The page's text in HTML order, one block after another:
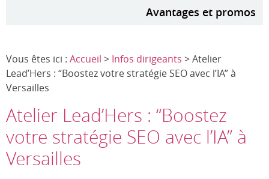
Avantages et promos
Vous êtes ici : Accueil > Infos dirigeants > Atelier
Lead’Hers : “Boostez votre stratégie SEO avec l’IA” à
Versailles
Atelier Lead’Hers : “Boostez
votre stratégie SEO avec l’IA” à
Versailles